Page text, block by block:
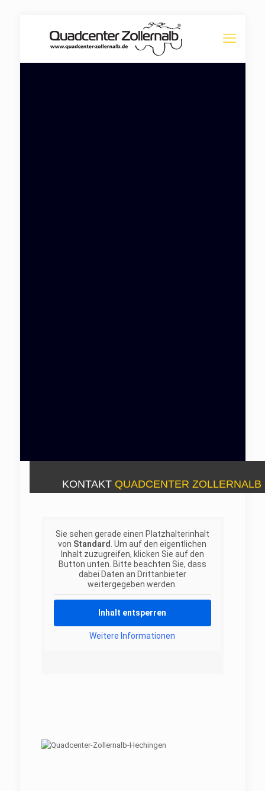
KONTAKT QUADCENTER ZOLLERNALB
Sie sehen gerade einen Platzhalterinhalt
von Standard . Um auf den eigentlichen
Inhalt zuzugreifen, klicken Sie auf den
Button unten. Bitte beachten Sie, dass
dabei Daten an Drittanbieter
weitergegeben werden.
Inhalt entsperren
Weitere Informationen